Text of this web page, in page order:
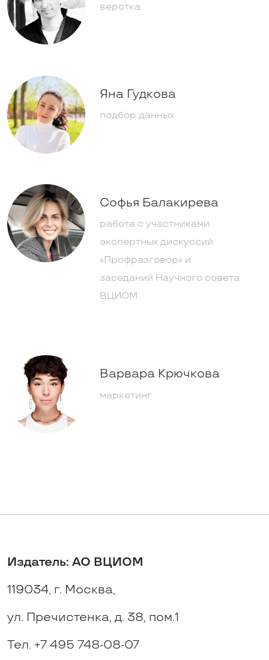
верстка
Яна Гудкова
подбор данных
Софья Балакирева
работа с участниками
экспертных дискуссий
«Профразговор» и
заседаний Научного совета
ВЦИОМ
Варвара Крючкова
маркетинг
Издатель: АО ВЦИОМ
119034, г. Москва,
ул. Пречистенка, д. 38, пом.1
Тел. +7 495 748-08-07